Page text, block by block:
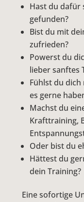
Hast du dafür
gefunden?
Bist du mit
zufrieden?
Powerst du
lieber sanftes
Fühlst du dich
es gerne
Machst du
Krafttraining,
Oder bist du
Hättest du
dein Training?
Eine sofortige